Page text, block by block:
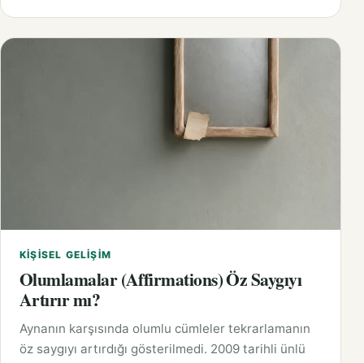
KIŞISEL GELIŞIM
Olumlamalar (Affirmations) Öz Saygıyı
Artırır mı?
Aynanın karşısında olumlu cümleler tekrarlamanın
öz saygıyı artırdığı gösterilmedi. 2009 tarihli ünlü